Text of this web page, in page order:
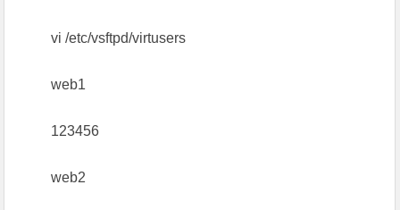
vi /etc/vsftpd/virtusers
web1
123456
web2